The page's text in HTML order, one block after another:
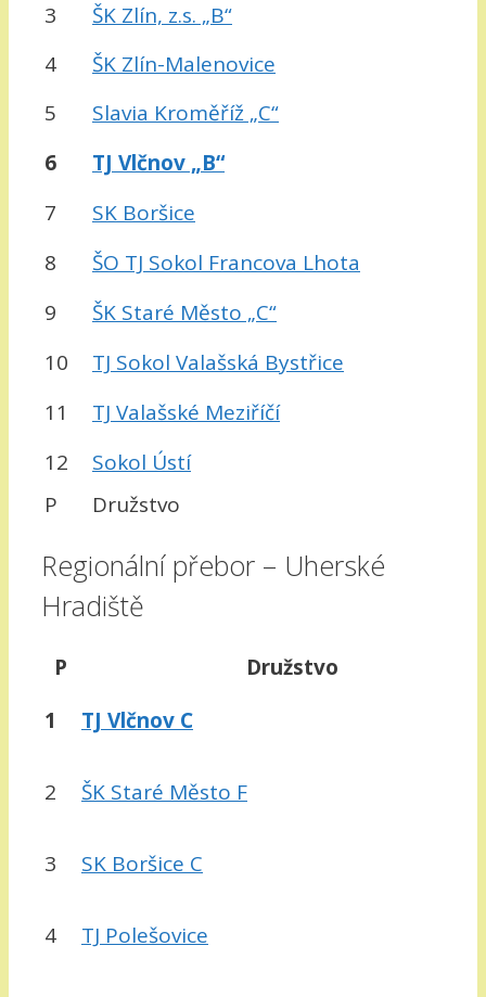
3
ŠK Zlín, z.s. „B“
4
ŠK Zlín-Malenovice
5
Slavia Kroměříž „C“
6
TJ Vlčnov „B“
7
SK Boršice
8
ŠO TJ Sokol Francova Lhota
9
ŠK Staré Město „C“
10
TJ Sokol Valašská Bystřice
11
TJ Valašské Meziříčí
12
Sokol Ústí
P
Družstvo
Regionální přebor – Uherské
Hradiště
P
Družstvo
1
TJ Vlčnov C
2 ŠK Staré Město F
3 SK Boršice C
4 TJ Polešovice